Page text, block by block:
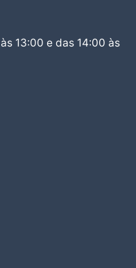
13:00 e das 14:00 às